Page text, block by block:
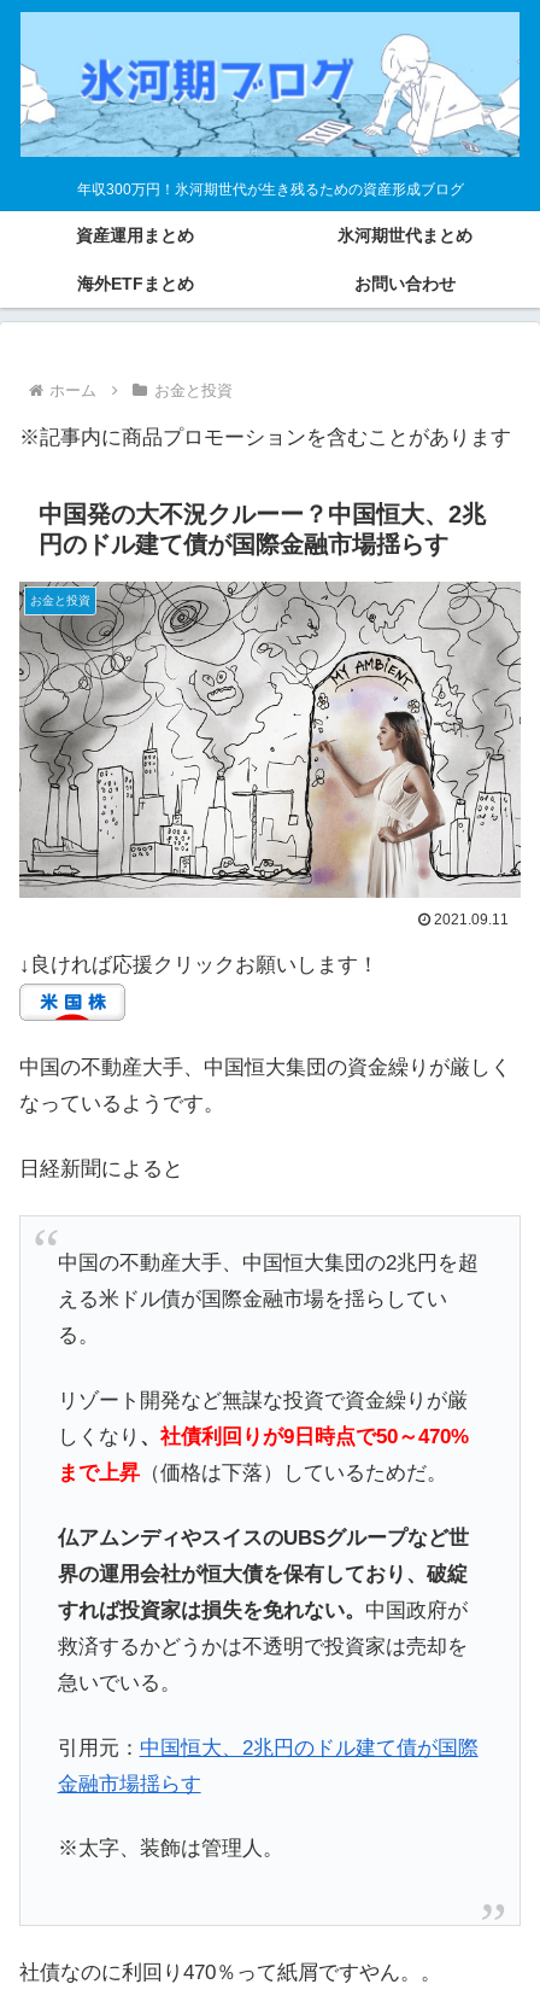
年収300万円！氷河期世代が生き残るための資産形成ブログ
資産運用まとめ 氷河期世代まとめ
海外ETFまとめ お問い合わせ
ホーム お金と投資
※記事内に商品プロモーションを含むことがあります
中国発の大不況クルーー？中国恒大、2兆
円のドル建て債が国際金融市場揺らす
お金と投資
2021.09.11
↓良ければ応援クリックお願いします！
中国の不動産大手、中国恒大集団の資金繰りが厳しく
なっているようです。
日経新聞によると
中国の不動産大手、中国恒大集団の2兆円を超
える米ドル債が国際金融市場を揺らしてい
る。
リゾート開発など無謀な投資で資金繰りが厳
しくなり 、 社債利回りが9日時点で50～470%
まで上昇（価格は下落）しているためだ。
仏アムンディやスイスのUBSグループなど世
界の運用会社が恒大債を保有しており、破綻
すれば投資家は損失を免れない。 中国政府が
救済するかどうかは不透明で投資家は売却を
急いでいる。
引用元： 中国恒大、2兆円のドル建て債が国際
金融市場揺らす
※太字、装飾は管理人。
社債なのに利回り470％って紙屑ですやん。。